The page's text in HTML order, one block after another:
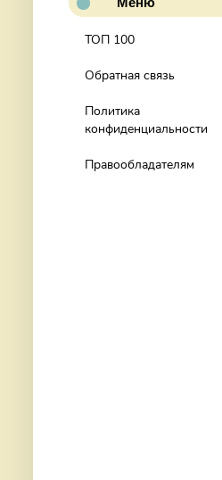
ТОП 100
Обратная связь
Политика
конфиденциальности
Правообладателям